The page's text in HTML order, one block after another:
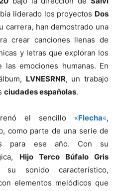
liderado los proyectos Dos
carrera, han demostrado una
crear canciones llenas de
y letras que exploran los
emociones humanas. En
LVNESRNR, un trabajo
ciudades españolas.
el sencillo «Flecha«,
como parte de una serie de
para ese año. Con su
Hijo Terco Búfalo Gris
su sonido característico,
elementos melódicos que